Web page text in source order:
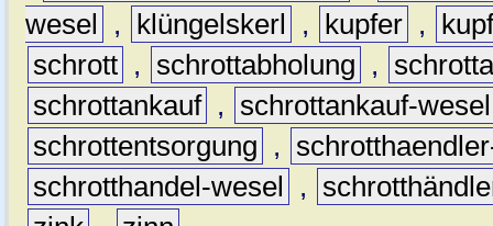
wesel
, klüngelskerl , kupfer ,
schrott , schrottabholung ,
schrottankauf ,
schrottankauf-wesel
schrottentsorgung
,
schrotthandel-wesel
,